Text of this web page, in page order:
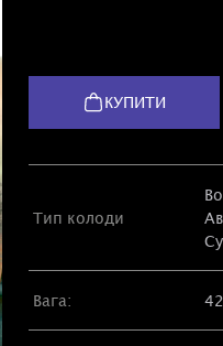
КУПИТИ
Тип колоди
Вага: